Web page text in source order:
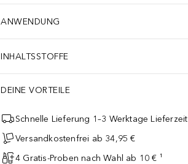
ANWENDUNG
INHALTSSTOFFE
DEINE VORTEILE
Schnelle Lieferung 1–3 Werktage Lieferzeit
Versandkostenfrei ab 34,95 €
4 Gratis-Proben nach Wahl ab 10 € ¹